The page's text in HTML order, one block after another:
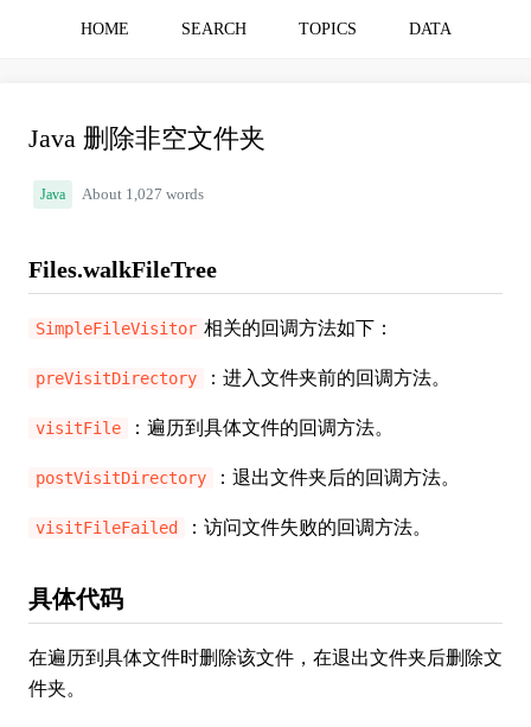
HOME SEARCH TOPICS DATA
Java 删除非空文件夹
Java About 1,027 words
Files.walkFileTree
SimpleFileVisitor 相关的回调方法如下：
preVisitDirectory ：进入文件夹前的回调方法。
visitFile ：遍历到具体文件的回调方法。
postVisitDirectory ：退出文件夹后的回调方法。
visitFileFailed ：访问文件失败的回调方法。
具体代码
在遍历到具体文件时删除该文件，在退出文件夹后删除文
件夹。